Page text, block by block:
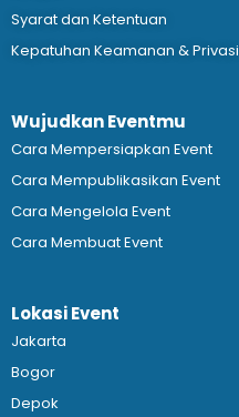
Syarat dan Ketentuan
Kepatuhan Keamanan & Privasi
Wujudkan Eventmu
Cara Mempersiapkan Event
Cara Mempublikasikan Event
Cara Mengelola Event
Cara Membuat Event
Lokasi Event
Jakarta
Bogor
Depok